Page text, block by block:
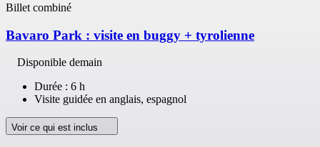
Billet combiné
Bavaro Park : visite en buggy + tyrolienne
Disponible demain
Durée : 6 h
Visite guidée en anglais, espagnol
Voir ce qui est inclus